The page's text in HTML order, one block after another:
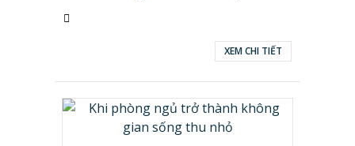
XEM CHI TIẾT